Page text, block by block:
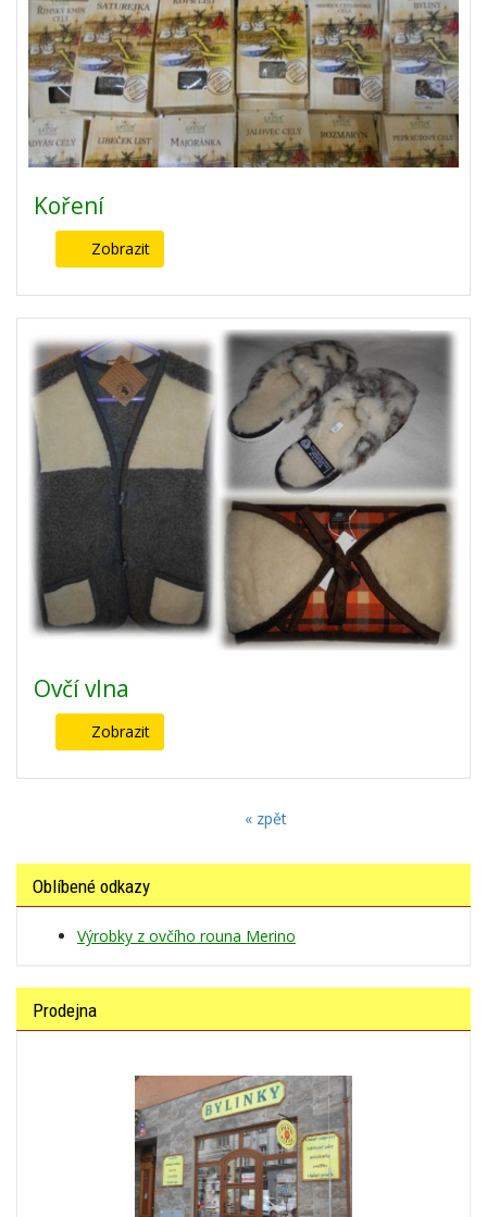
Koření
Zobrazit
Ovčí vlna
Zobrazit
« zpět
Oblíbené odkazy
Výrobky z ovčího rouna Merino
Prodejna